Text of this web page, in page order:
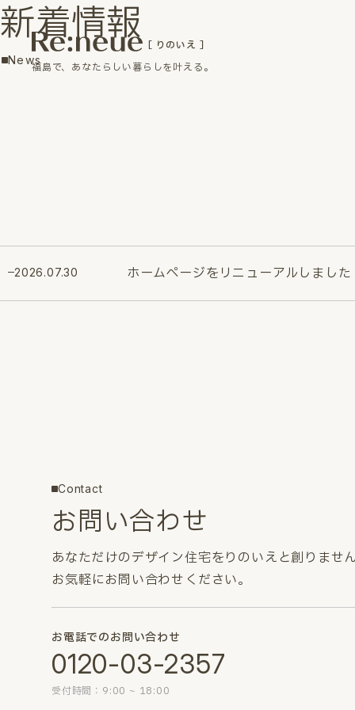
［ りのいえ ］
福島で、あなたらしい暮らしを叶える。
新着情報
News
2026.07.30 ホームページをリニューアルしました
Contact
お問い合わせ
あなただけのデザイン住宅をりのいえと創りませ
お気軽にお問い合わせください。
お電話でのお問い合わせ
0120-03-2357
受付時間：9:00 ~ 18:00